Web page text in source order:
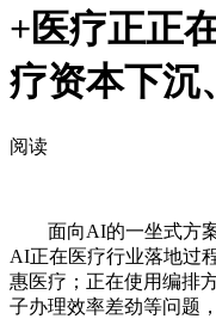
+医疗正正
疗资本下沉
阅读
面向AI的一坐式方案
AI正在医疗行业落地过
惠医疗；正在使用编排
子办理效率差劲等问题